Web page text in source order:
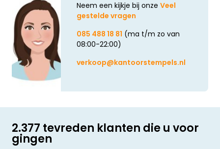
Neem een kijkje bij onze Veel
gestelde vragen
085 488 18 81 (ma t/m zo van
08:00-22:00)
verkoop@kantoorstempels.nl
2.377 tevreden klanten die u voor
gingen